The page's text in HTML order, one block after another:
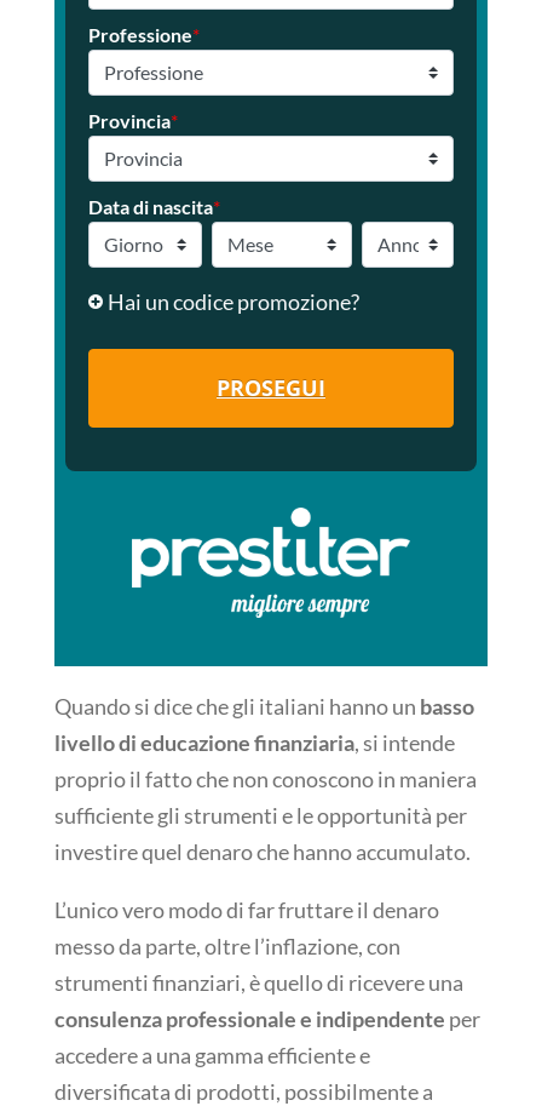
Professione*
Provincia*
Data di nascita*
Hai un codice promozione?
PROSEGUI
Quando si dice che gli italiani hanno un basso
livello di educazione finanziaria, si intende
proprio il fatto che non conoscono in maniera
sufficiente gli strumenti e le opportunità per
investire quel denaro che hanno accumulato.
L’unico vero modo di far fruttare il denaro
messo da parte, oltre l’inflazione, con
strumenti finanziari, è quello di ricevere una
consulenza professionale e indipendente per
accedere a una gamma efficiente e
diversificata di prodotti, possibilmente a